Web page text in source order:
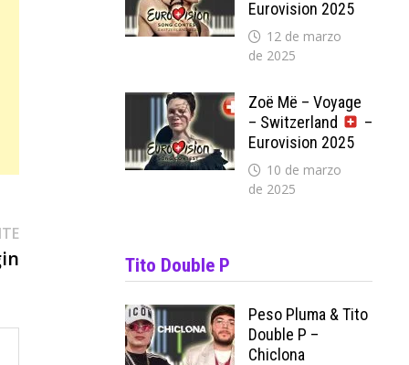
Entrada
Eurovision 2025
12 de marzo
de 2025
Zoë Më – Voyage
– Switzerland
–
Eurovision 2025
10 de marzo
de 2025
Tito Double P
Peso Pluma & Tito
Double P –
Chiclona